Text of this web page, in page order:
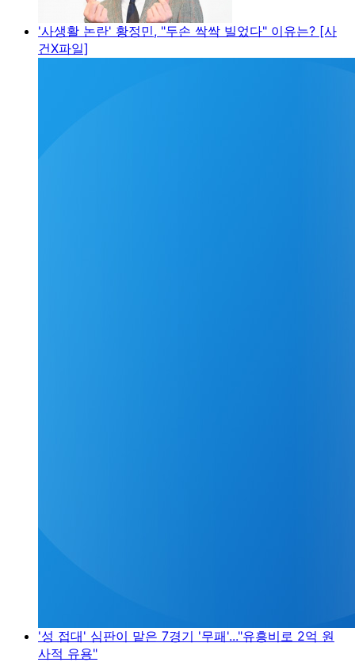
'사생활 논란' 황정민, "두손 싹싹 빌었다" 이유는? [사
건X파일]
'성 접대' 심판이 맡은 7경기 '무패'..."유흥비로 2억 원
사적 유용"